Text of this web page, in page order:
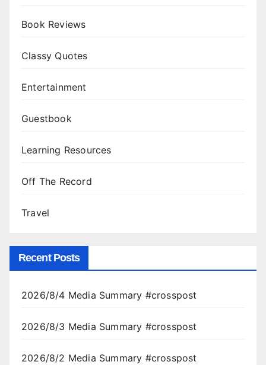
Book Reviews
Classy Quotes
Entertainment
Guestbook
Learning Resources
Off The Record
Travel
Recent Posts
2026/8/4 Media Summary #crosspost
2026/8/3 Media Summary #crosspost
2026/8/2 Media Summary #crosspost